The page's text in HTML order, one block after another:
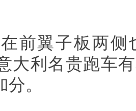
前翼子板两
大利名贵跑车
。